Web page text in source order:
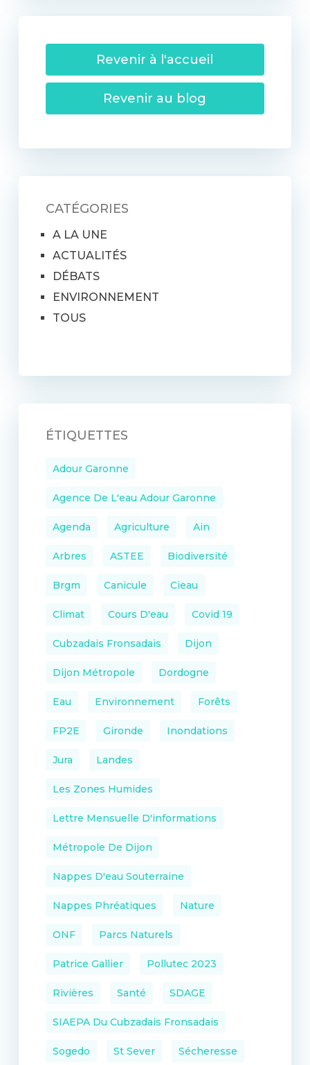
Revenir à l'accueil
Revenir au blog
CATÉGORIES
A LA UNE
ACTUALITÉS
DÉBATS
ENVIRONNEMENT
TOUS
ÉTIQUETTES
Adour Garonne
Agence De L'eau Adour Garonne
Agenda Agriculture Ain
Arbres ASTEE Biodiversité
Brgm Canicule Cieau
Climat Cours D'eau Covid 19
Cubzadais Fronsadais Dijon
Dijon Métropole Dordogne
Eau Environnement Forêts
FP2E Gironde Inondations
Jura Landes
Les Zones Humides
Lettre Mensuelle D'informations
Métropole De Dijon
Nappes D'eau Souterraine
Nappes Phréatiques Nature
ONF Parcs Naturels
Patrice Gallier Pollutec 2023
Rivières Santé SDAGE
SIAEPA Du Cubzadais Fronsadais
Sogedo St Sever Sécheresse